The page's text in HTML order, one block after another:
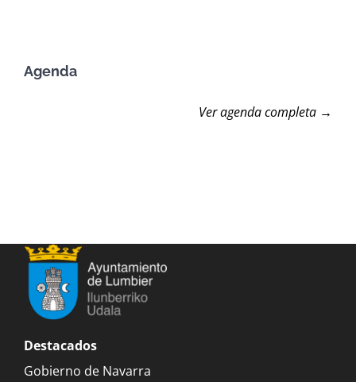
Agenda
Ver agenda completa →
Destacados
Gobierno de Navarra